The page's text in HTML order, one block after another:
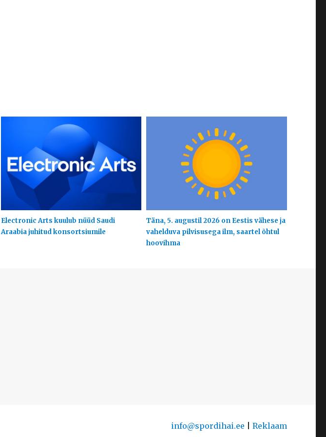
Electronic Arts kuulub nüüd Saudi
Araabia juhitud konsortsiumile
Täna, 5. augustil 2026 on Eestis vähese ja
vahelduva pilvisusega ilm, saartel õhtul
hoovihma
info@spordihai.ee Reklaam